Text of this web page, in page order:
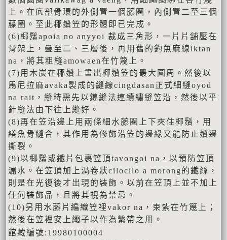
上。在底部骨環的外側置一個藤圈，內側置二至三個
藤圈。至此椰鬚笠的形體即已完成。
(6)椰鬚apoia no anyyoi 裁成三角形，一片片舖壓在
骨架上，疊至二、三層後，再用舊的釣魚麻線iktan
na，將其粗縫amowaen在竹篾上。
(7)用木炭在椰鬚上畫出椰鬚笠的最大圓周。然後以
馬尼拉麻avaka製成的縫線cingdasan正式細縫oyod
na rait，縫時需先以鏈縫法連續繡縫笠沿，然後以平
針縫法由下往上縫好。
(8)再在笠沿邊上用兩條細水藤圈上下夾住椰鬚，用
繕魚骨縫合，其作用為修飾沿笠的邊緣又能防止鬚邊
撕裂。
(9)以椰鬚或鐵片包裹笠頂tavongoi na，以預防笠頂
漏水。在笠頂加上渦卷狀cilocilo a morong的鐵絲，
則是在光復後才出現的裝飾。以前在笠頂上並不加上
任何裝飾品，且將其視為禁忌。
(10)另用水藤片編織笠裡vakor na，束紮在竹篾上；
然後在笠裡安上繩子以作為繫帶之用。
館藏編號:19980100004